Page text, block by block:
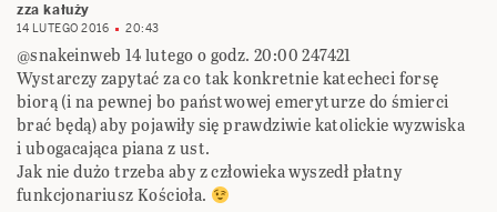
zza kałuży
14 LUTEGO 2016 20:43
@snakeinweb 14 lutego o godz. 20:00 247421
Wystarczy zapytać za co tak konkretnie katecheci forsę
biorą (i na pewnej bo państwowej emeryturze do śmierci
brać będą) aby pojawiły się prawdziwie katolickie wyzwiska
i ubogacająca piana z ust.
Jak nie dużo trzeba aby z człowieka wyszedł płatny
funkcjonariusz Kościoła.